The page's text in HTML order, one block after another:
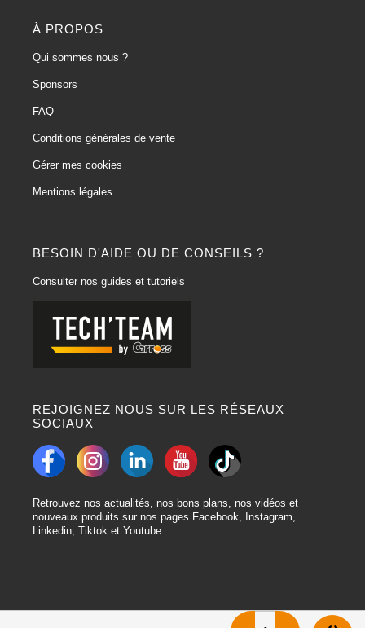
BESOIN D'AIDE OU DE CONSEILS ?
Consulter nos guides et tutoriels
REJOIGNEZ NOUS SUR LES RÉSEAUX
SOCIAUX
Retrouvez nos actualités, nos bons plans, nos vidéos et
nouveaux produits sur nos pages Facebook, Instagram,
Linkedin, Tiktok et Youtube
À PROPOS
Qui sommes nous ?
Sponsors
FAQ
Conditions générales de vente
Gérer mes cookies
Mentions légales